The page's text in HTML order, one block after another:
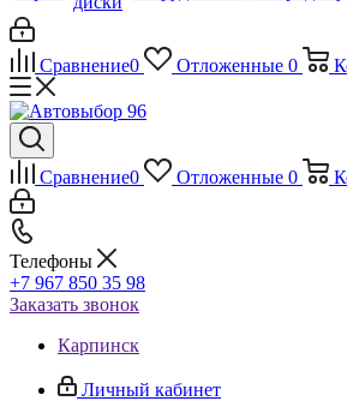
Сравнение0 Отложенные 0
Сравнение0 Отложенные 0
Телефоны
+7 967 850 35 98
Заказать звонок
Карпинск
Личный кабинет